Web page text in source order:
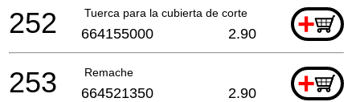
Tuerca para la cubierta de corte +
252 664155000 2.90
Remache +
253 664521350 2.90